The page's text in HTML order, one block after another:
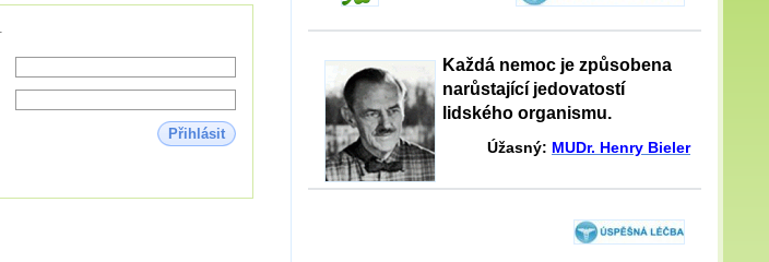
Přihlásit
Každá nemoc je způsobena
narůstající jedovatostí
lidského organismu.
Úžasný: MUDr. Henry Bieler